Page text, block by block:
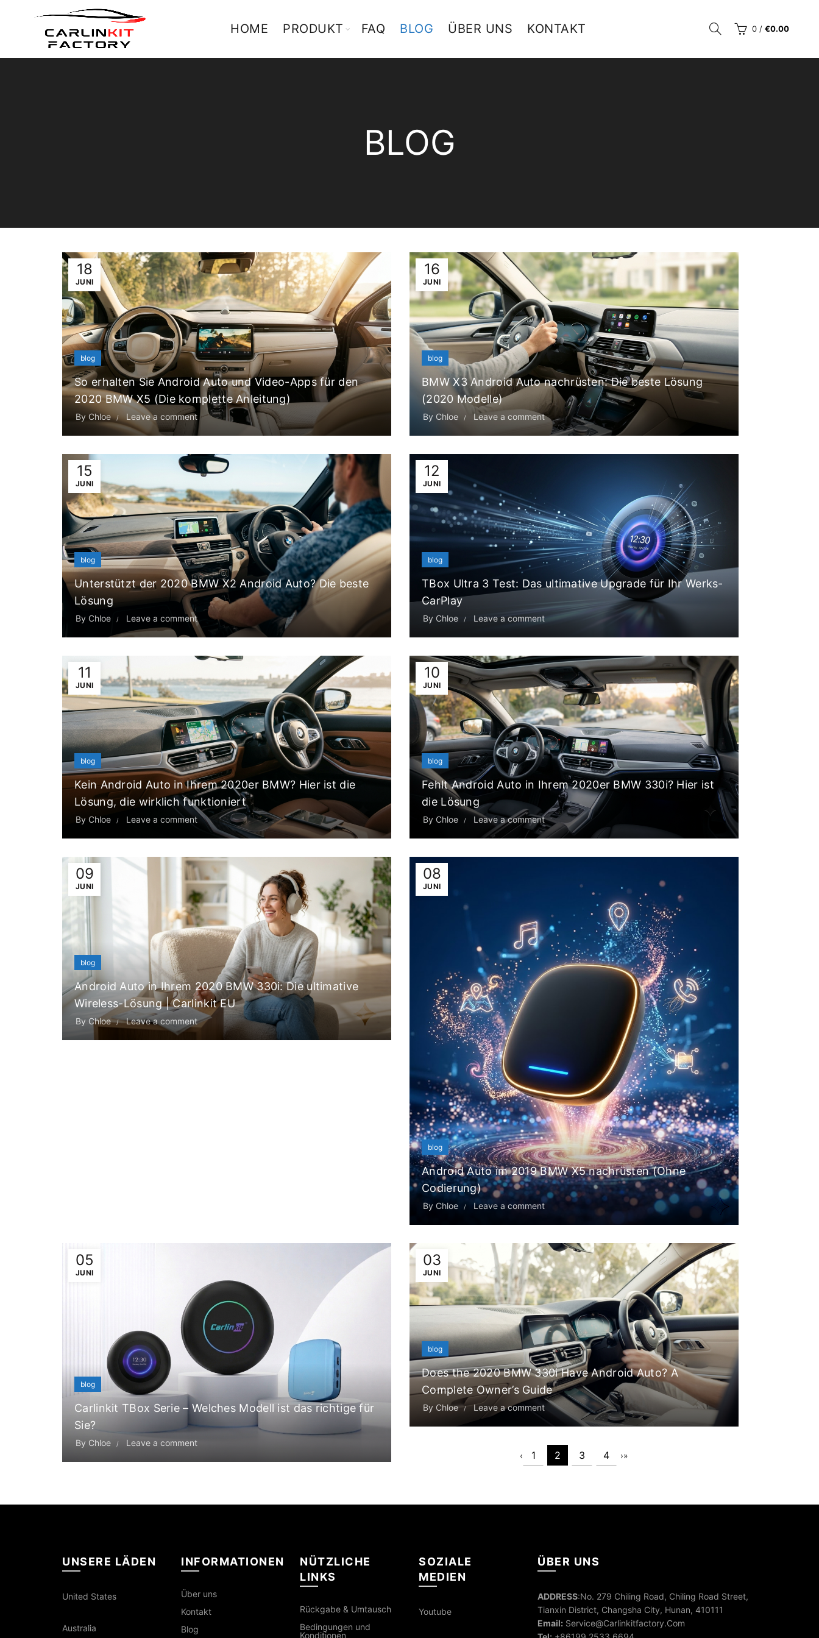
HOME PRODUKT FAQ BLOG ÜBER UNS KONTAKT 0 / €0.00
BLOG
18
JUNI
blog
So erhalten Sie Android Auto und Video-Apps für den
2020 BMW X5 (Die komplette Anleitung)
By Chloe Leave a comment
16
JUNI
blog
BMW X3 Android Auto nachrüsten: Die beste Lösung
(2020 Modelle)
By Chloe Leave a comment
15
JUNI
blog
Unterstützt der 2020 BMW X2 Android Auto? Die beste
Lösung
By Chloe Leave a comment
12
JUNI
blog
TBox Ultra 3 Test: Das ultimative Upgrade für Ihr Werks-
CarPlay
By Chloe Leave a comment
11
JUNI
blog
Kein Android Auto in Ihrem 2020er BMW? Hier ist die
Lösung, die wirklich funktioniert
By Chloe Leave a comment
10
JUNI
blog
Fehlt Android Auto in Ihrem 2020er BMW 330i? Hier ist
die Lösung
By Chloe Leave a comment
09
JUNI
blog
Android Auto in Ihrem 2020 BMW 330i: Die ultimative
Wireless-Lösung | Carlinkit EU
By Chloe Leave a comment
08
JUNI
blog
Android Auto im 2019 BMW X5 nachrüsten (Ohne
Codierung)
By Chloe Leave a comment
05
JUNI
blog
Carlinkit TBox Serie – Welches Modell ist das richtige für
Sie?
By Chloe Leave a comment
03
JUNI
blog
Does the 2020 BMW 330i Have Android Auto? A
Complete Owner’s Guide
By Chloe Leave a comment
‹ 1 2 3 4 ›»
UNSERE LÄDEN
United States
Australia
INFORMATIONEN
Über uns
Kontakt
Blog
NÜTZLICHE
LINKS
Rückgabe & Umtausch
Bedingungen und
Konditionen
SOZIALE
MEDIEN
Youtube
ÜBER UNS
ADDRESS:No. 279 Chiling Road, Chiling Road Street,
Tianxin District, Changsha City, Hunan, 410111
Email: Service@Carlinkitfactory.Com